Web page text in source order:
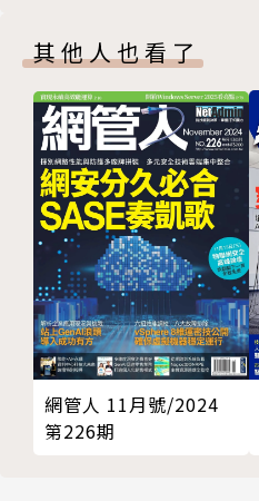
其他人也看了
網管人 11月號/2024
第226期